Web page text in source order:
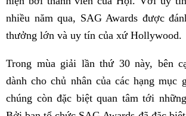
nhiều năm qua, SAG Awards được
thưởng lớn và uy tín của xứ Hollywood.
Trong mùa giải lần thứ 30 này, bên
dành cho chủ nhân của các hạng mục
chúng còn đặc biệt quan tâm tới